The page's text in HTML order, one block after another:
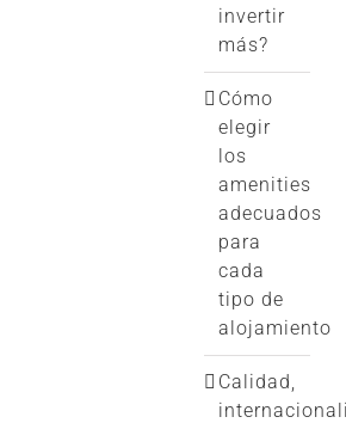
invertir
más?
Cómo
elegir
los
amenities
adecuados
para
cada
tipo de
alojamiento
Calidad,